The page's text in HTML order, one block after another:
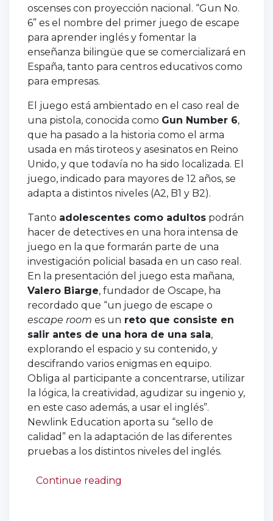
oscenses con proyección nacional. “Gun No.
6” es el nombre del primer juego de escape
para aprender inglés y fomentar la
enseñanza bilingüe que se comercializará en
España, tanto para centros educativos como
para empresas.
El juego está ambientado en el caso real de
una pistola, conocida como Gun Number 6,
que ha pasado a la historia como el arma
usada en más tiroteos y asesinatos en Reino
Unido, y que todavía no ha sido localizada. El
juego, indicado para mayores de 12 años, se
adapta a distintos niveles (A2, B1 y B2).
Tanto adolescentes como adultos podrán
hacer de detectives en una hora intensa de
juego en la que formarán parte de una
investigación policial basada en un caso real.
En la presentación del juego esta mañana,
Valero Biarge, fundador de Oscape, ha
recordado que “un juego de escape o
escape room es un reto que consiste en
salir antes de una hora de una sala,
explorando el espacio y su contenido, y
descifrando varios enigmas en equipo.
Obliga al participante a concentrarse, utilizar
la lógica, la creatividad, agudizar su ingenio y,
en este caso además, a usar el inglés”.
Newlink Education aporta su “sello de
calidad” en la adaptación de las diferentes
pruebas a los distintos niveles del inglés.
Continue reading